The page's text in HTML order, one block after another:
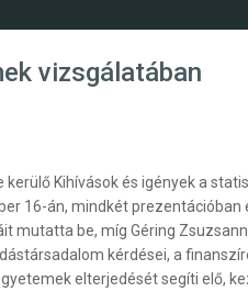
vizsgálatában
Kihívások és igények a
16-án, mindkét
mutatta be, míg Géring
kérdései, a
elterjedését segíti elő,